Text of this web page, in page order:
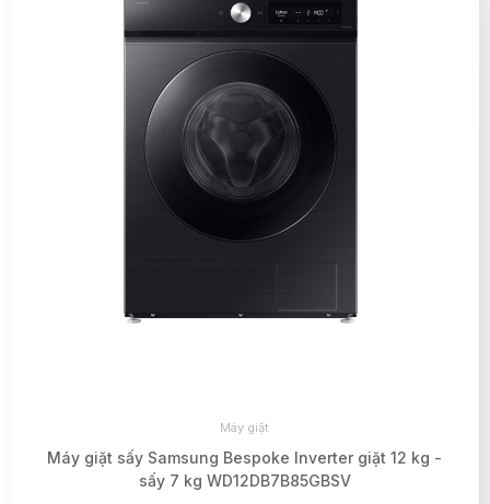
Máy giặt
Máy giặt sấy Samsung Bespoke Inverter giặt 12 kg -
sấy 7 kg WD12DB7B85GBSV